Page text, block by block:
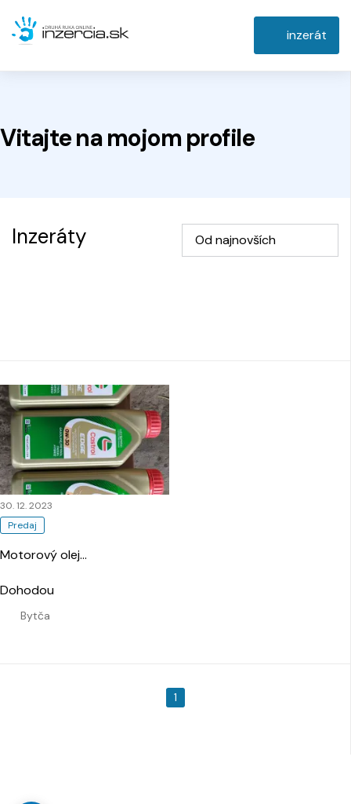
inzerát
Vitajte na mojom profile
Inzeráty Od najnovších
Predaj
30. 12. 2023
Motorový olej…
Bytča
Dohodou
1